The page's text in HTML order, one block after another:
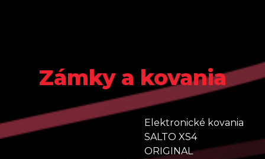
Zámky a kovania
Elektronické kovania
SALTO XS4
ORIGINAL